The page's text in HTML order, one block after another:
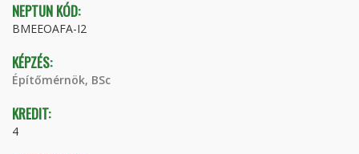
NEPTUN KÓD:
BMEEOAFA-I2
KÉPZÉS:
Építőmérnök, BSc
KREDIT:
4